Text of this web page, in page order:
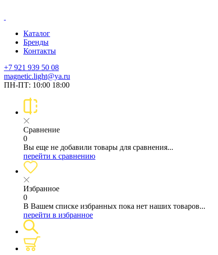
Каталог
Бренды
Контакты
+7 921 939 50 08
magnetic.light@ya.ru
ПН-ПТ: 10:00 18:00
Сравнение
0
Вы еще не добавили товары для сравнения...
перейти к сравнению
Избранное
0
В Вашем списке избранных пока нет наших товаров...
перейти в избранное